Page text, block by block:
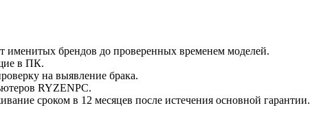
именитых брендов до проверенных временем моделей.
в ПК.
на выявление брака.
RYZENPC.
сроком в 12 месяцев после истечения основной гарантии.